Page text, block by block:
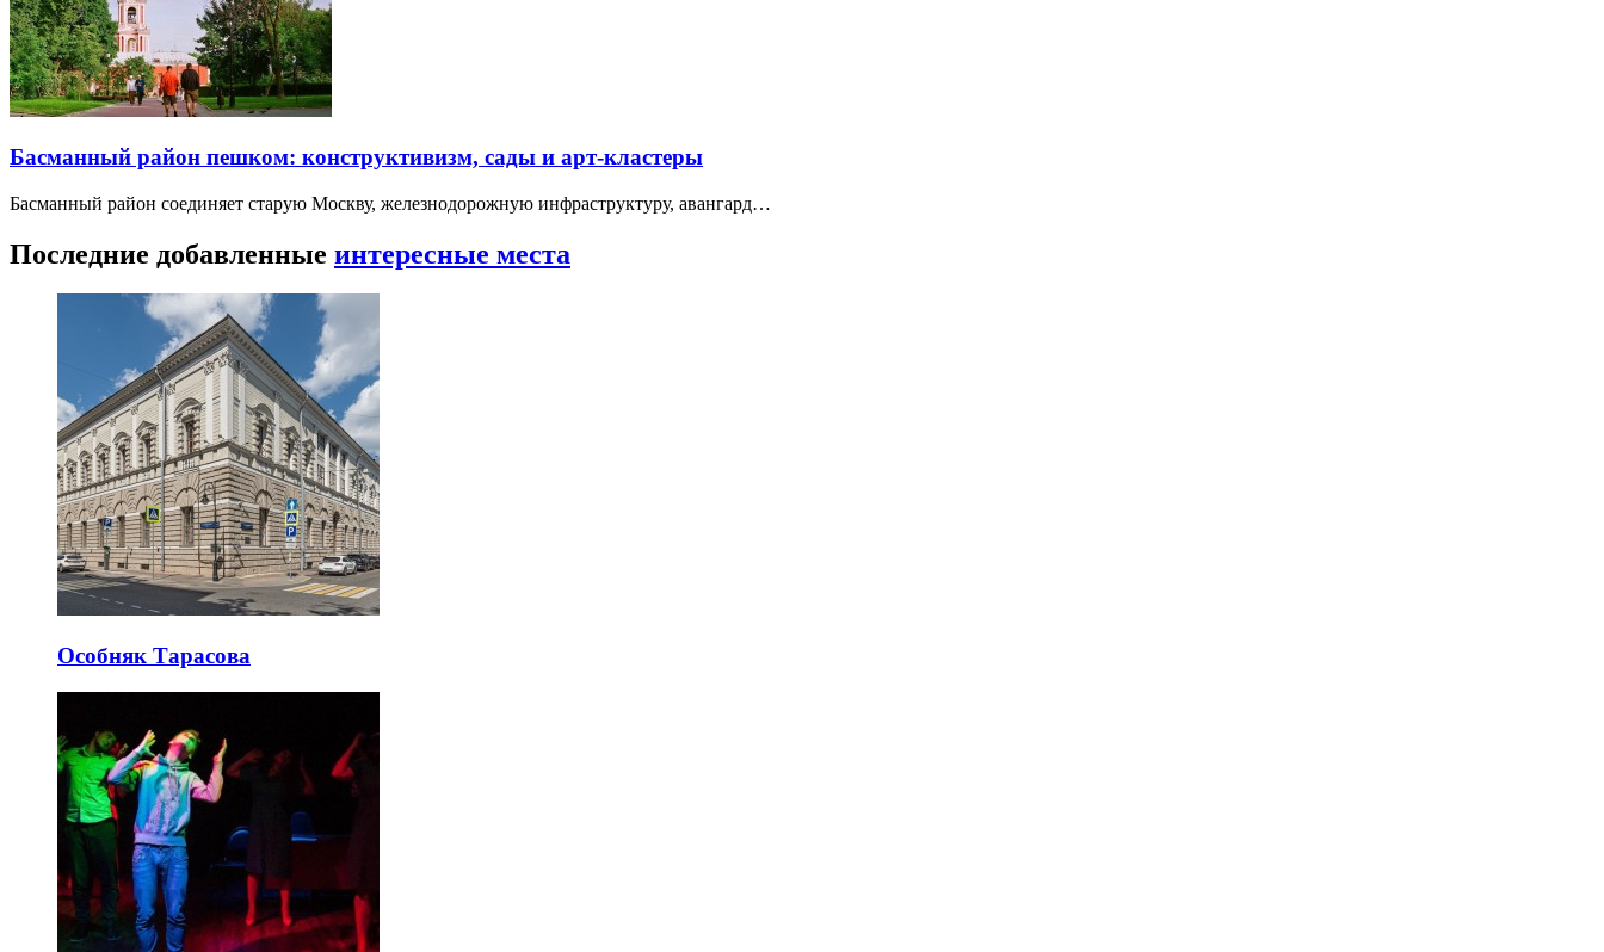
Басманный район пешком: конструктивизм, сады и арт-кластеры
Басманный район соединяет старую Москву, железнодорожную инфраструктуру, авангард…
Последние добавленные интересные места
Особняк Тарасова